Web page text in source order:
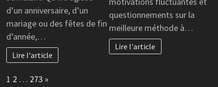
d’un anniversaire, d’un
mariage ou des fêtes de fin
d’année,…
Lire l'article
questionnements sur la
meilleure méthode à…
Lire l'article
Page:
1 2 … 273 Next
»